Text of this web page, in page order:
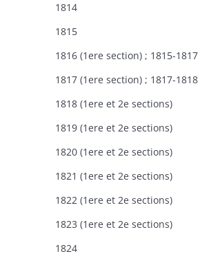
1814
1815
1816 (1ere section) ; 1815-
1817 (1ere section) ; 1817-
1818 (1ere et 2e sections)
1819 (1ere et 2e sections)
1820 (1ere et 2e sections)
1821 (1ere et 2e sections)
1822 (1ere et 2e sections)
1823 (1ere et 2e sections)
1824